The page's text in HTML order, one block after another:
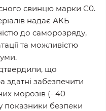
свинцю марки С0.
надає АКБ
до саморозряду,
та можливістю
що
здатні забезпечити
морозів (- 40
показники безпеки